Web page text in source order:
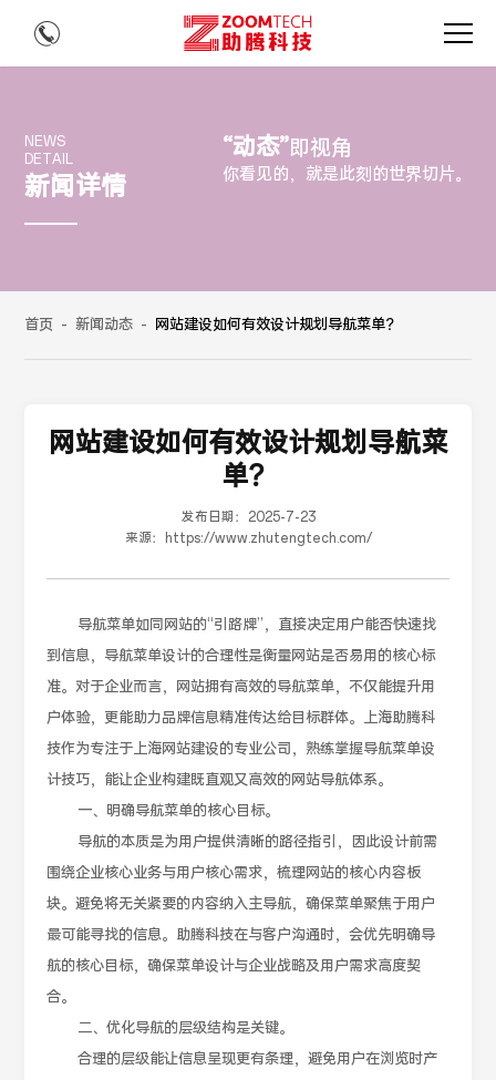
NEWS
DETAIL
新闻详情
“动态”即视角
你看见的，就是此刻的世界切片。
首页 - 新闻动态 - 网站建设如何有效设计规划导航菜单？
网站建设如何有效设计规划导航菜
单？
发布日期：
2025-7-23
来源：
https://www.zhutengtech.com/
导航菜单如同网站的“引路牌”，直接决定用户能否快速找
到信息，导航菜单设计的合理性是衡量网站是否易用的核心标
准。对于企业而言，网站拥有高效的导航菜单，不仅能提升用
户体验，更能助力品牌信息精准传达给目标群体。上海助腾科
技作为专注于上海网站建设的专业公司，熟练掌握导航菜单设
计技巧，能让企业构建既直观又高效的网站导航体系。
一、明确导航菜单的核心目标。
导航的本质是为用户提供清晰的路径指引，因此设计前需
围绕企业核心业务与用户核心需求，梳理网站的核心内容板
块。避免将无关紧要的内容纳入主导航，确保菜单聚焦于用户
最可能寻找的信息。助腾科技在与客户沟通时，会优先明确导
航的核心目标，确保菜单设计与企业战略及用户需求高度契
合。
二、优化导航的层级结构是关键。
合理的层级能让信息呈现更有条理，避免用户在浏览时产